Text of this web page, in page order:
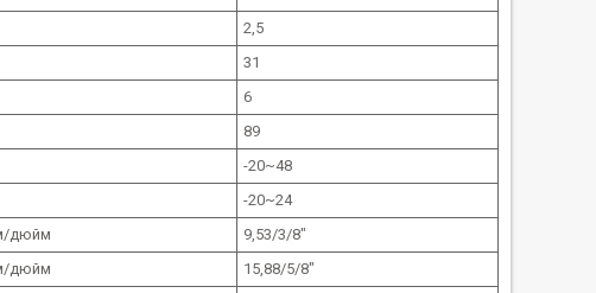
2,5
31
6
89
-20~48
-20~24
дюйм
9,53/3/8"
дюйм
15,88/5/8"